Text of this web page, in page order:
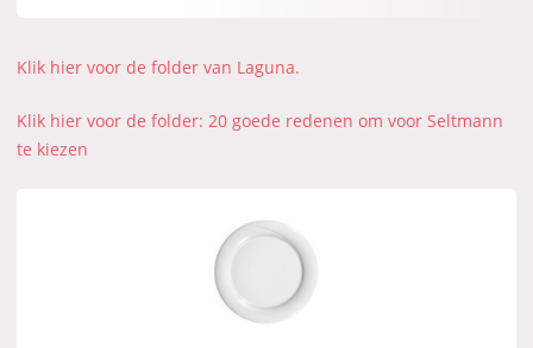
Klik hier voor de folder van Laguna.
Klik hier voor de folder: 20 goede redenen om voor Seltmann
te kiezen